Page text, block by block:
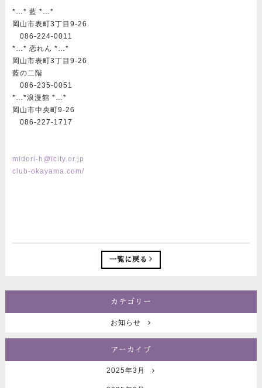
*…* 藍 *…*
岡山市表町3丁目9-26
086-224-0011
*…* 恋れん *…*
岡山市表町3丁目9-26
藍の二階
086-235-0051
*…*浪漫館 *…*
岡山市中央町9-26
086-227-1717
midori-h@icity.or.jp
club-okayama.com/
一覧に戻る
カテゴリー
お知らせ
アーカイブ
2025年3月